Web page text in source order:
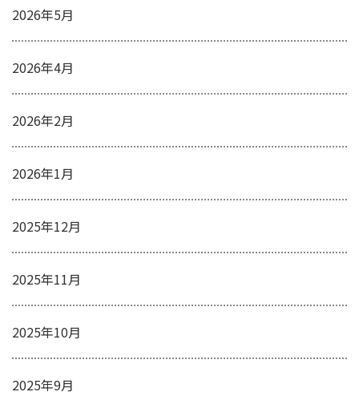
2026年5月
2026年4月
2026年2月
2026年1月
2025年12月
2025年11月
2025年10月
2025年9月